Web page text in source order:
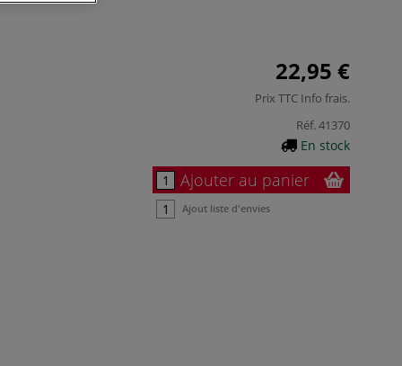
22,95 €
Prix TTC Info frais.
Réf.41370
En stock
Ajouter au panier
Ajout liste d'envies